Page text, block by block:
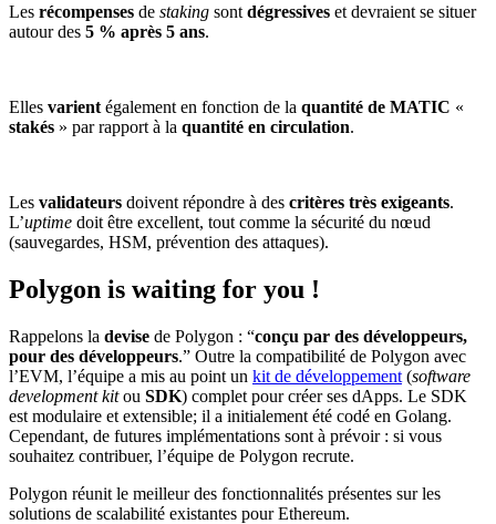
Les récompenses de staking sont dégressives et devraient se situer
autour des 5 % après 5 ans.
Elles varient également en fonction de la quantité de MATIC «
stakés » par rapport à la quantité en circulation.
Les validateurs doivent répondre à des critères très exigeants.
L’uptime doit être excellent, tout comme la sécurité du nœud
(sauvegardes, HSM, prévention des attaques).
Polygon is waiting for you !
Rappelons la devise de Polygon : “conçu par des développeurs,
pour des développeurs.” Outre la compatibilité de Polygon avec
l’EVM, l’équipe a mis au point un kit de développement (software
development kitou SDK) complet pour créer ses dApps. Le SDK
est modulaire et extensible; il a initialement été codé en Golang.
Cependant, de futures implémentations sont à prévoir : si vous
souhaitez contribuer, l’équipe de Polygon recrute.
Polygon réunit le meilleur des fonctionnalités présentes sur les
solutions de scalabilité existantes pour Ethereum.